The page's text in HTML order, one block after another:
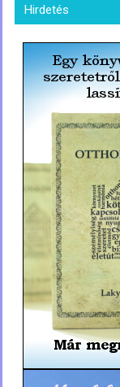
Hirdetés